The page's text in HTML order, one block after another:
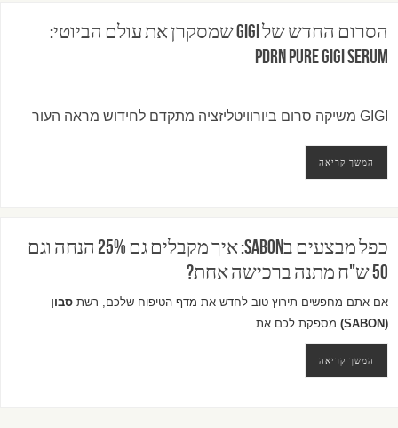
הסרום החדש של GIGI שמסקרן את עולם הביוטי:
PDRN Pure GIGI Serum
GIGI משיקה סרום ביורוויטליזציה מתקדם לחידוש מראה העור
המשך קריאה
כפל מבצעים בSABON: איך מקבלים גם 25% הנחה וגם
50 ש"ח מתנה ברכישה אחת?
אם אתם מחפשים תירוץ טוב לחדש את מדף הטיפוח שלכם, רשת סבון
(SABON)
מספקת לכם את
המשך קריאה